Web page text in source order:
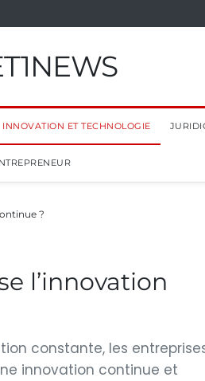
INNOVATION ET TECHNOLOGIE
?
l’innovation
constante, les
innovation continue et